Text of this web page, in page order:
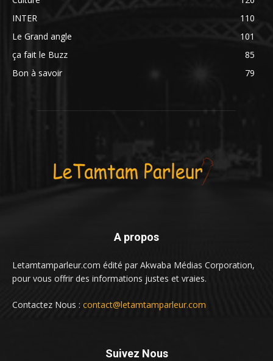
INTER
110
Le Grand angle
101
ça fait le Buzz
85
Bon à savoir
79
A propos
Letamtamparleur.com édité par Akwaba Médias Corporation,
pour vous offrir des informations justes et vraies.
Contactez Nous : contact@letamtamparleur.com
Suivez Nous